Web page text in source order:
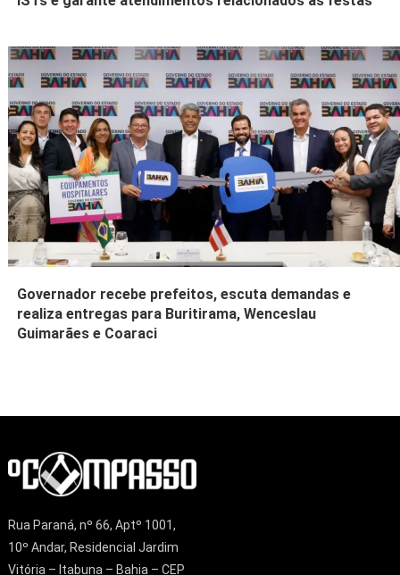
Governador recebe prefeitos, escuta demandas e
realiza entregas para Buritirama, Wenceslau
Guimarães e Coaraci
Rua Paraná, nº 66, Aptº 1001,
10º Andar, Residencial Jardim
Vitória – Itabuna – Bahia – CEP